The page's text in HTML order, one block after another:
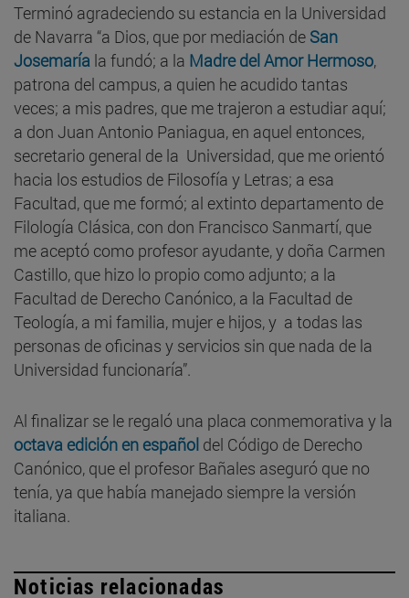
Terminó agradeciendo su estancia en la Universidad
de Navarra “a Dios, que por mediación de San
Josemaría la fundó; a la Madre del Amor Hermoso,
patrona del campus, a quien he acudido tantas
veces; a mis padres, que me trajeron a estudiar aquí;
a don Juan Antonio Paniagua, en aquel entonces,
secretario general de la Universidad, que me orientó
hacia los estudios de Filosofía y Letras; a esa
Facultad, que me formó; al extinto departamento de
Filología Clásica, con don Francisco Sanmartí, que
me aceptó como profesor ayudante, y doña Carmen
Castillo, que hizo lo propio como adjunto; a la
Facultad de Derecho Canónico, a la Facultad de
Teología, a mi familia, mujer e hijos, y a todas las
personas de oficinas y servicios sin que nada de la
Universidad funcionaría”.
Al finalizar se le regaló una placa conmemorativa y la
octava edición en español del Código de Derecho
Canónico, que el profesor Bañales aseguró que no
tenía, ya que había manejado siempre la versión
italiana.
Noticias relacionadas